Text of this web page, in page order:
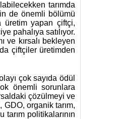
tarımda
de önemli bölümü
üretim yapan çiftçi,
pahalıya satılıyor.
ve kırsalı bekleyen
çiftçiler üretimden
çok sayıda ödül
önemli sorunlara
çözülmeyi ve
GDO, organik tarım,
politikalarının